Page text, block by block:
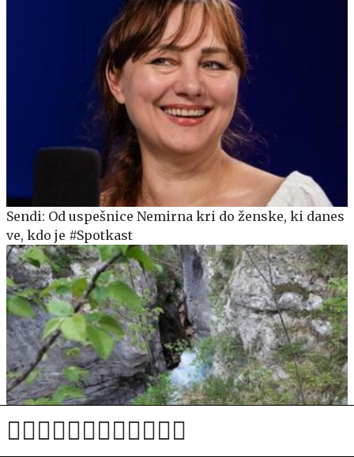
Sendi: Od uspešnice Nemirna kri do ženske, ki danes
ve, kdo je #Spotkast